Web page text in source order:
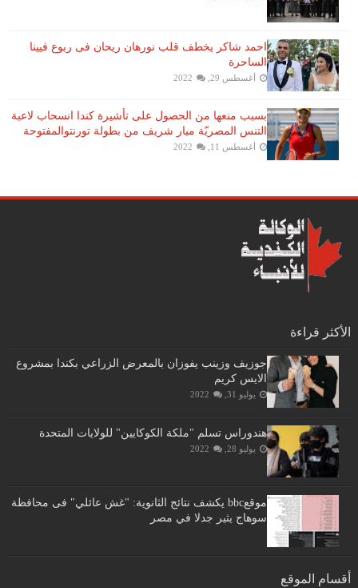
احمد شاكر يخطف قلب نورهان ريحان فى ربوع فيينا
الساحرة
أغسطس 29, 2022
بسبب منعها من الحصول على تأشيرة كندا انسحاب لاعبة ​
التنس​ المصريّة ​ميار شريف​ من بطولة ​تورنتو​المفتوحة
أغسطس 11, 2022
الأكثر قراءة
جوزيف وزينب يفوزان بالمعرض الزراعي بكندا بمشروع
الايس كريم
يوليو 31, 2022
هندوراس تسلم "ملكة الكوكايين" للولايات المتحدة
يوليو 28, 2022
موقعbbc يكشف نتائج الثانوية: "غش عائلي" فى محافظة
سوهاج يثير جدلا في مصر
أقسام الموقع